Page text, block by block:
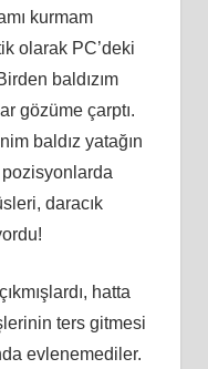
kurmam
olarak PC’deki
baldızım
gözüme çarptı.
baldız yatağın
daracık
hatta
ters gitmesi
evlenemediler.